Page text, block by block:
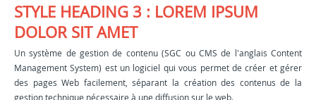
STYLE HEADING 3 : LOREM IPSUM
DOLOR SIT AMET
Un système de gestion de contenu (SGC ou CMS de l'anglais Content
Management System) est un logiciel qui vous permet de créer et gérer
des pages Web facilement, séparant la création des contenus de la
gestion technique nécessaire à une diffusion sur le web.